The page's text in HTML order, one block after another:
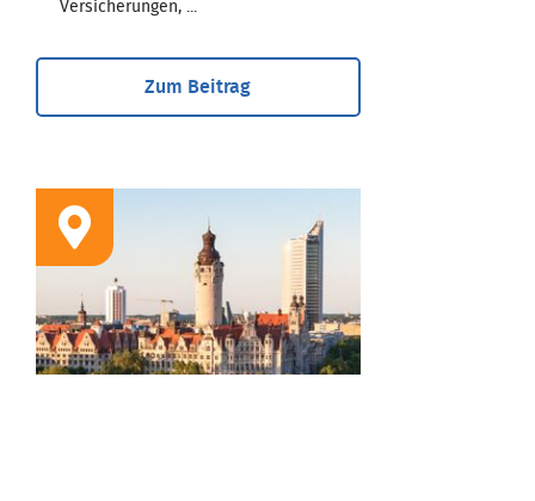
Versicherungen, ...
Zum Beitrag